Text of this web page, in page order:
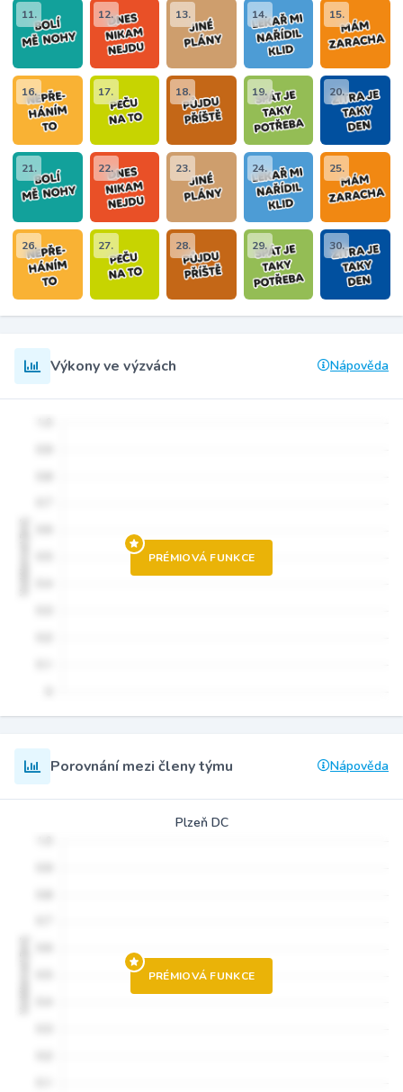
11. 12. 13. 14. 15.
16. 17. 18. 19. 20.
21. 22. 23. 24. 25.
26. 27. 28. 29. 30.
Výkony ve výzvách Nápověda
PRÉMIOVÁ FUNKCE
Porovnání mezi členy týmu Nápověda
Plzeň DC
PRÉMIOVÁ FUNKCE